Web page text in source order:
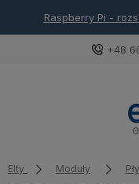
Arduino -
+48
Elty Moduły